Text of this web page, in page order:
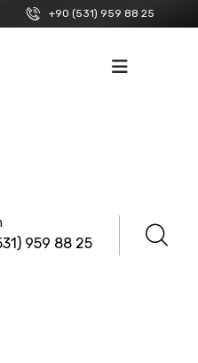
+90 (531) 959 88 25
959 88 25